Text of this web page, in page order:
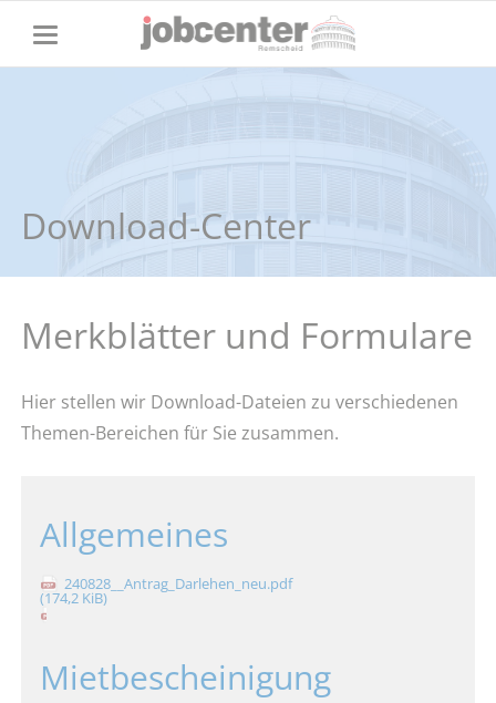
Download-Center
Merkblätter und Formulare
Hier stellen wir Download-Dateien zu verschiedenen
Themen-Bereichen für Sie zusammen.
Allgemeines
240828__Antrag_Darlehen_neu.pdf
(174,2 KiB)
Mietbescheinigung